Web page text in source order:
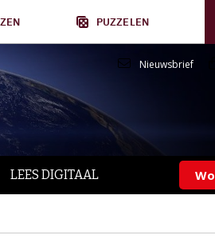
PUZZELEN
Nieuwsbrief
LEES DIGITAAL